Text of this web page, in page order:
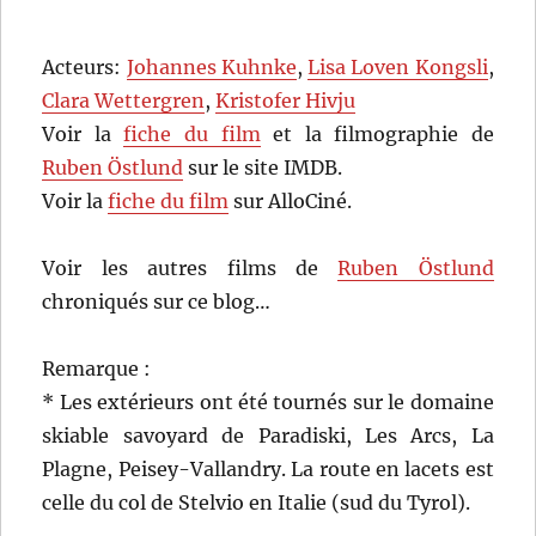
Acteurs: Johannes Kuhnke,Lisa Loven Kongsli,
Clara Wettergren,Kristofer Hivju
Voir lafiche du filmet la filmographie de
Ruben Östlund sur le site IMDB.
Voir lafiche du film sur AlloCiné.
Voir les autres films deRuben Östlund
chroniqués sur ce blog…
Remarque :
* Les extérieurs ont été tournés sur le domaine
skiable savoyard de Paradiski, Les Arcs, La
Plagne, Peisey-Vallandry. La route en lacets est
celle du col de Stelvio en Italie (sud du Tyrol).